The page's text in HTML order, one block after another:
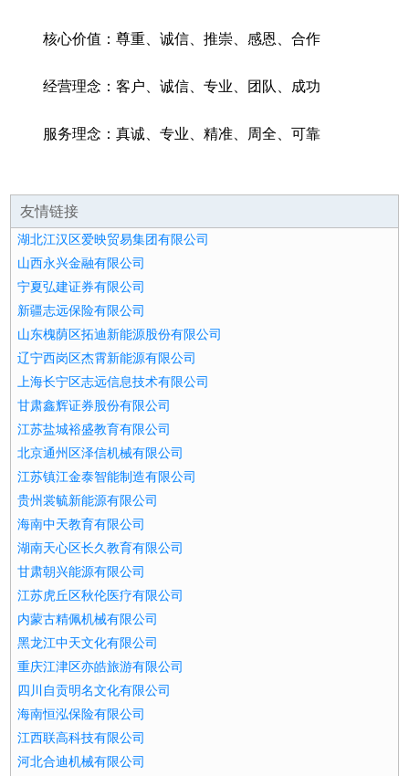
核心价值：尊重、诚信、推崇、感恩、合作
经营理念：客户、诚信、专业、团队、成功
服务理念：真诚、专业、精准、周全、可靠
友情链接
湖北江汉区爱映贸易集团有限公司
山西永兴金融有限公司
宁夏弘建证券有限公司
新疆志远保险有限公司
山东槐荫区拓迪新能源股份有限公司
辽宁西岗区杰霄新能源有限公司
上海长宁区志远信息技术有限公司
甘肃鑫辉证券股份有限公司
江苏盐城裕盛教育有限公司
北京通州区泽信机械有限公司
江苏镇江金泰智能制造有限公司
贵州裳毓新能源有限公司
海南中天教育有限公司
湖南天心区长久教育有限公司
甘肃朝兴能源有限公司
江苏虎丘区秋伦医疗有限公司
内蒙古精佩机械有限公司
黑龙江中天文化有限公司
重庆江津区亦皓旅游有限公司
四川自贡明名文化有限公司
海南恒泓保险有限公司
江西联高科技有限公司
河北合迪机械有限公司